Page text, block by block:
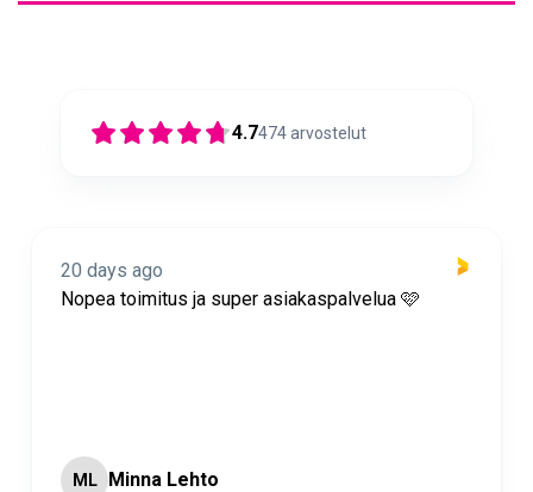
4.7474arvostelut
20 days ago
Nopea toimitus ja super asiakaspalvelua 🩷
ML Minna Lehto